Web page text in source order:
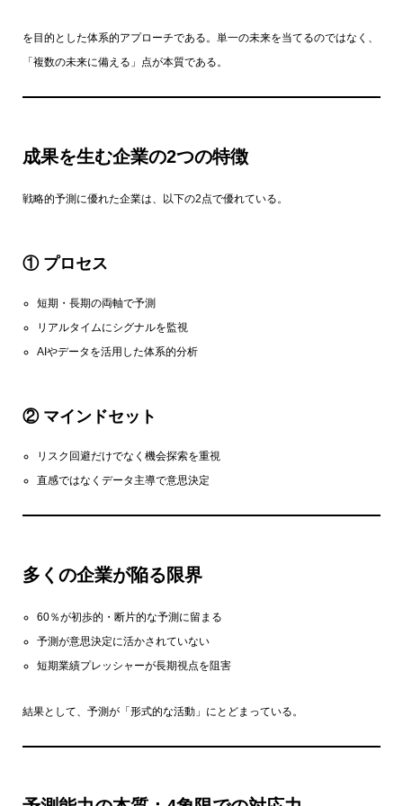
を目的とした体系的アプローチである。単一の未来を当てるのではなく、
「複数の未来に備える」点が本質である。
成果を生む企業の2つの特徴
戦略的予測に優れた企業は、以下の2点で優れている。
① プロセス
短期・長期の両軸で予測
リアルタイムにシグナルを監視
AIやデータを活用した体系的分析
② マインドセット
リスク回避だけでなく機会探索を重視
直感ではなくデータ主導で意思決定
多くの企業が陥る限界
60％が初歩的・断片的な予測に留まる
予測が意思決定に活かされていない
短期業績プレッシャーが長期視点を阻害
結果として、予測が「形式的な活動」にとどまっている。